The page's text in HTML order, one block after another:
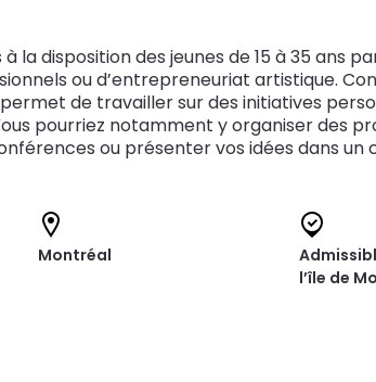
la disposition des jeunes de 15 à 35 ans
ou d’entrepreneuriat artistique.
de travailler sur des initiatives
pourriez notamment y organiser des
ou présenter vos idées dans un
Montréal
l’île de